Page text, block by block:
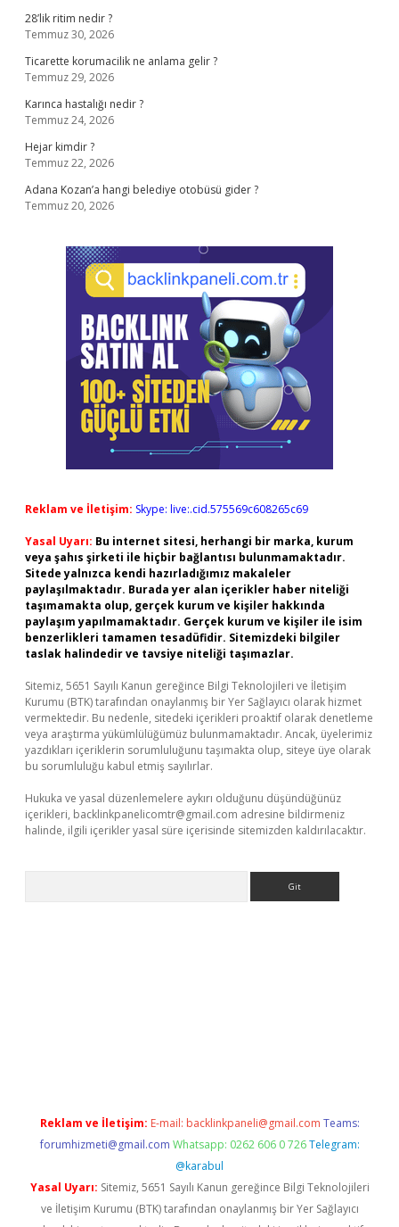
28’lik ritim nedir ?
Temmuz 30, 2026
Ticarette korumacilik ne anlama gelir ?
Temmuz 29, 2026
Karınca hastalığı nedir ?
Temmuz 24, 2026
Hejar kimdir ?
Temmuz 22, 2026
Adana Kozan’a hangi belediye otobüsü gider ?
Temmuz 20, 2026
Reklam ve İletişim: Skype: live:.cid.575569c608265c69
Yasal Uyarı: Bu internet sitesi, herhangi bir marka, kurum
veya şahıs şirketi ile hiçbir bağlantısı bulunmamaktadır.
Sitede yalnızca kendi hazırladığımız makaleler
paylaşılmaktadır. Burada yer alan içerikler haber niteliği
taşımamakta olup, gerçek kurum ve kişiler hakkında
paylaşım yapılmamaktadır. Gerçek kurum ve kişiler ile isim
benzerlikleri tamamen tesadüfidir. Sitemizdeki bilgiler
taslak halindedir ve tavsiye niteliği taşımazlar.
Sitemiz, 5651 Sayılı Kanun gereğince Bilgi Teknolojileri ve İletişim
Kurumu (BTK) tarafından onaylanmış bir Yer Sağlayıcı olarak hizmet
vermektedir. Bu nedenle, sitedeki içerikleri proaktif olarak denetleme
veya araştırma yükümlülüğümüz bulunmamaktadır. Ancak, üyelerimiz
yazdıkları içeriklerin sorumluluğunu taşımakta olup, siteye üye olarak
bu sorumluluğu kabul etmiş sayılırlar.
Hukuka ve yasal düzenlemelere aykırı olduğunu düşündüğünüz
içerikleri, backlinkpanelicomtr@gmail.com adresine bildirmeniz
halinde, ilgili içerikler yasal süre içerisinde sitemizden kaldırılacaktır.
Reklam ve İletişim: E-mail: backlinkpaneli@gmail.com Teams:
forumhizmeti@gmail.com Whatsapp: 0262 606 0 726 Telegram:
@karabul
Yasal Uyarı: Sitemiz, 5651 Sayılı Kanun gereğince Bilgi Teknolojileri
ve İletişim Kurumu (BTK) tarafından onaylanmış bir Yer Sağlayıcı